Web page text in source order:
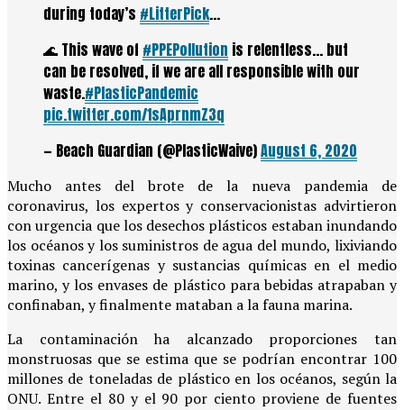
during today’s #LitterPick…
🌊 This wave of #PPEPollution is relentless… but
can be resolved, if we are all responsible with our
waste.#PlasticPandemic
pic.twitter.com/1sAprnmZ3q
— Beach Guardian (@PlasticWaive)August 6, 2020
Mucho antes del brote de la nueva pandemia de
coronavirus, los expertos y conservacionistas advirtieron
con urgencia que los desechos plásticos estaban inundando
los océanos y los suministros de agua del mundo, lixiviando
toxinas cancerígenas y sustancias químicas en el medio
marino, y los envases de plástico para bebidas atrapaban y
confinaban, y finalmente mataban a la fauna marina.
La contaminación ha alcanzado proporciones tan
monstruosas que se estima que se podrían encontrar 100
millones de toneladas de plástico en los océanos, según la
ONU. Entre el 80 y el 90 por ciento proviene de fuentes